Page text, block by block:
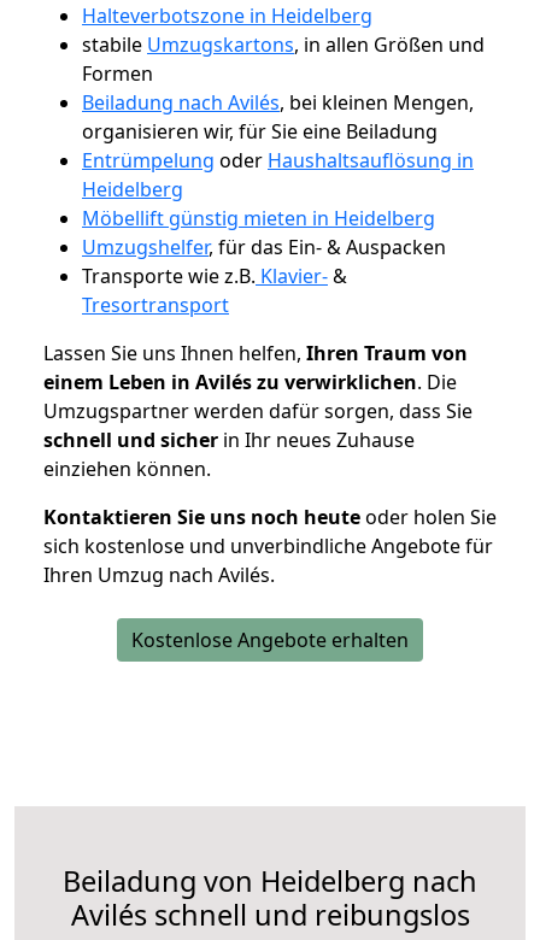
Halteverbotszone in Heidelberg
stabile Umzugskartons, in allen Größen und
Formen
Beiladung nach Avilés, bei kleinen Mengen,
organisieren wir, für Sie eine Beiladung
Entrümpelung oder Haushaltsauflösung in
Heidelberg
Möbellift günstig mieten in Heidelberg
Umzugshelfer, für das Ein- & Auspacken
Transporte wie z.B. Klavier-&
Tresortransport
Lassen Sie uns Ihnen helfen, Ihren Traum von
einem Leben in Avilés zu verwirklichen. Die
Umzugspartner werden dafür sorgen, dass Sie
schnell und sicher in Ihr neues Zuhause
einziehen können.
Kontaktieren Sie uns noch heuteoder holen Sie
sich kostenlose und unverbindliche Angebote für
Ihren Umzug nach Avilés.
Kostenlose Angebote erhalten
Beiladung von Heidelberg nach
Avilés schnell und reibungslos